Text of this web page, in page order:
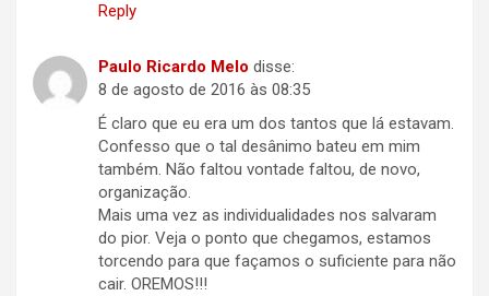
Reply
Paulo Ricardo Melo disse:
8 de agosto de 2016 às 08:35
É claro que eu era um dos tantos que lá estavam.
Confesso que o tal desânimo bateu em mim
também. Não faltou vontade faltou, de novo,
organização.
Mais uma vez as individualidades nos salvaram
do pior. Veja o ponto que chegamos, estamos
torcendo para que façamos o suficiente para não
cair. OREMOS!!!